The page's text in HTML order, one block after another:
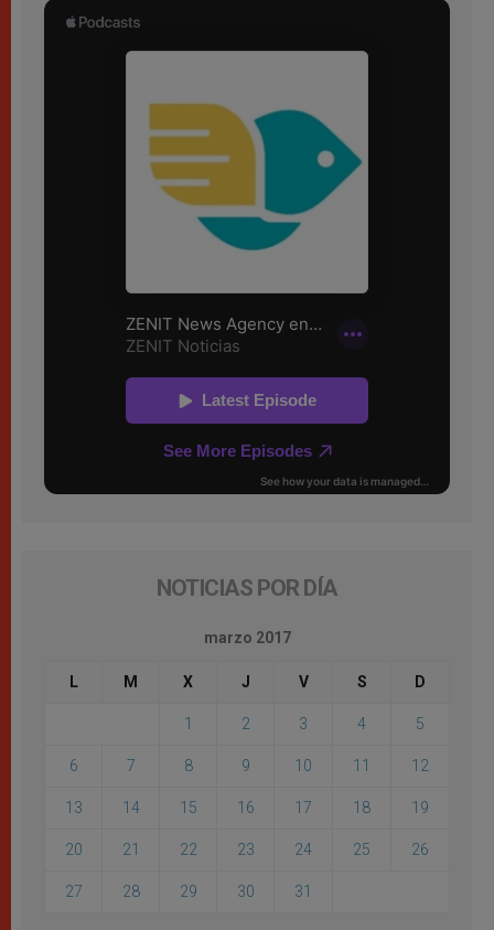
NOTICIAS POR DÍA
marzo 2017
L M X J V S D
1 2 3 4 5
6 7 8 9 10 11 12
13 14 15 16 17 18 19
20 21 22 23 24 25 26
27 28 29 30 31